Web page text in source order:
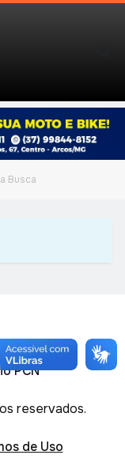
Busca
Vídeos
PCN
reservados.
de Uso